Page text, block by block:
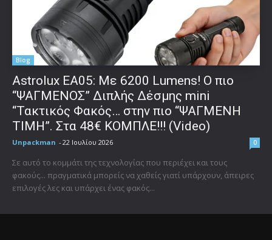
Blog
Astrolux ΕΑ05: Με 6200 Lumens! Ο πιο
“ΨΑΓΜΕΝΟΣ” Διπλής Δέσμης mini
“Τακτικός Φακός… στην πιο “ΨΑΓΜΕΝΗ
ΤΙΜΗ”. Στα 48€ ΚΟΜΠΛΕ!!! (Video)
Unpackman - 22 Ιουλίου 2026 0
Σε αυτό το κομμάτι της τεχνολογίας που περιέχει και τους
φακούς... πραγματικά μπορείς να χαθείς γιατί υπάρχουν, άπειρες
επιλογές λες και υπάρχει ένας φακός...